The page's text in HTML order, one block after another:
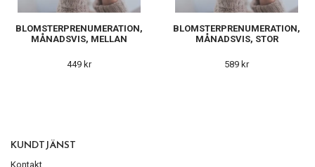
BLOMSTERPRENUMERATION,
MÅNADSVIS, MELLAN
449 kr
BLOMSTERPRENUMERATION,
MÅNADSVIS, STOR
589 kr
KUNDTJÄNST
Kontakt